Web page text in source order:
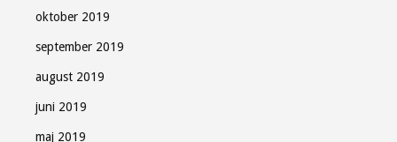
oktober 2019
september 2019
august 2019
juni 2019
maj 2019